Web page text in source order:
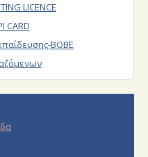
LICENCE
CARD
ΒΟΒΕ